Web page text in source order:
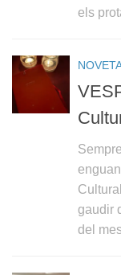
els
gaudir
del